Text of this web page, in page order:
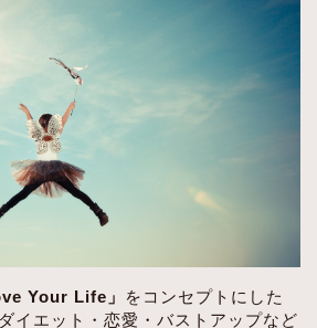
Your Life」
をコンセプトにした
イエット・恋愛・バストアップなど